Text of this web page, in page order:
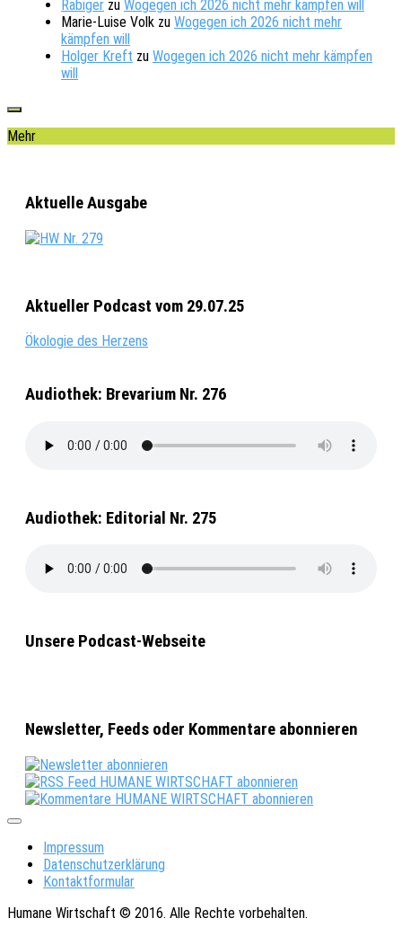
Räbiger zu Wogegen ich 2026 nicht mehr kämpfen will
Marie-Luise Volk zu Wogegen ich 2026 nicht mehr
kämpfen will
Holger Kreft zu Wogegen ich 2026 nicht mehr kämpfen
will
Mehr
Aktuelle Ausgabe
Aktueller Podcast vom 29.07.25
Ökologie des Herzens
Audiothek: Brevarium Nr. 276
Audiothek: Editorial Nr. 275
Unsere Podcast-Webseite
Newsletter, Feeds oder Kommentare abonnieren
Impressum
Datenschutzerklärung
Kontaktformular
Humane Wirtschaft © 2016. Alle Rechte vorbehalten.